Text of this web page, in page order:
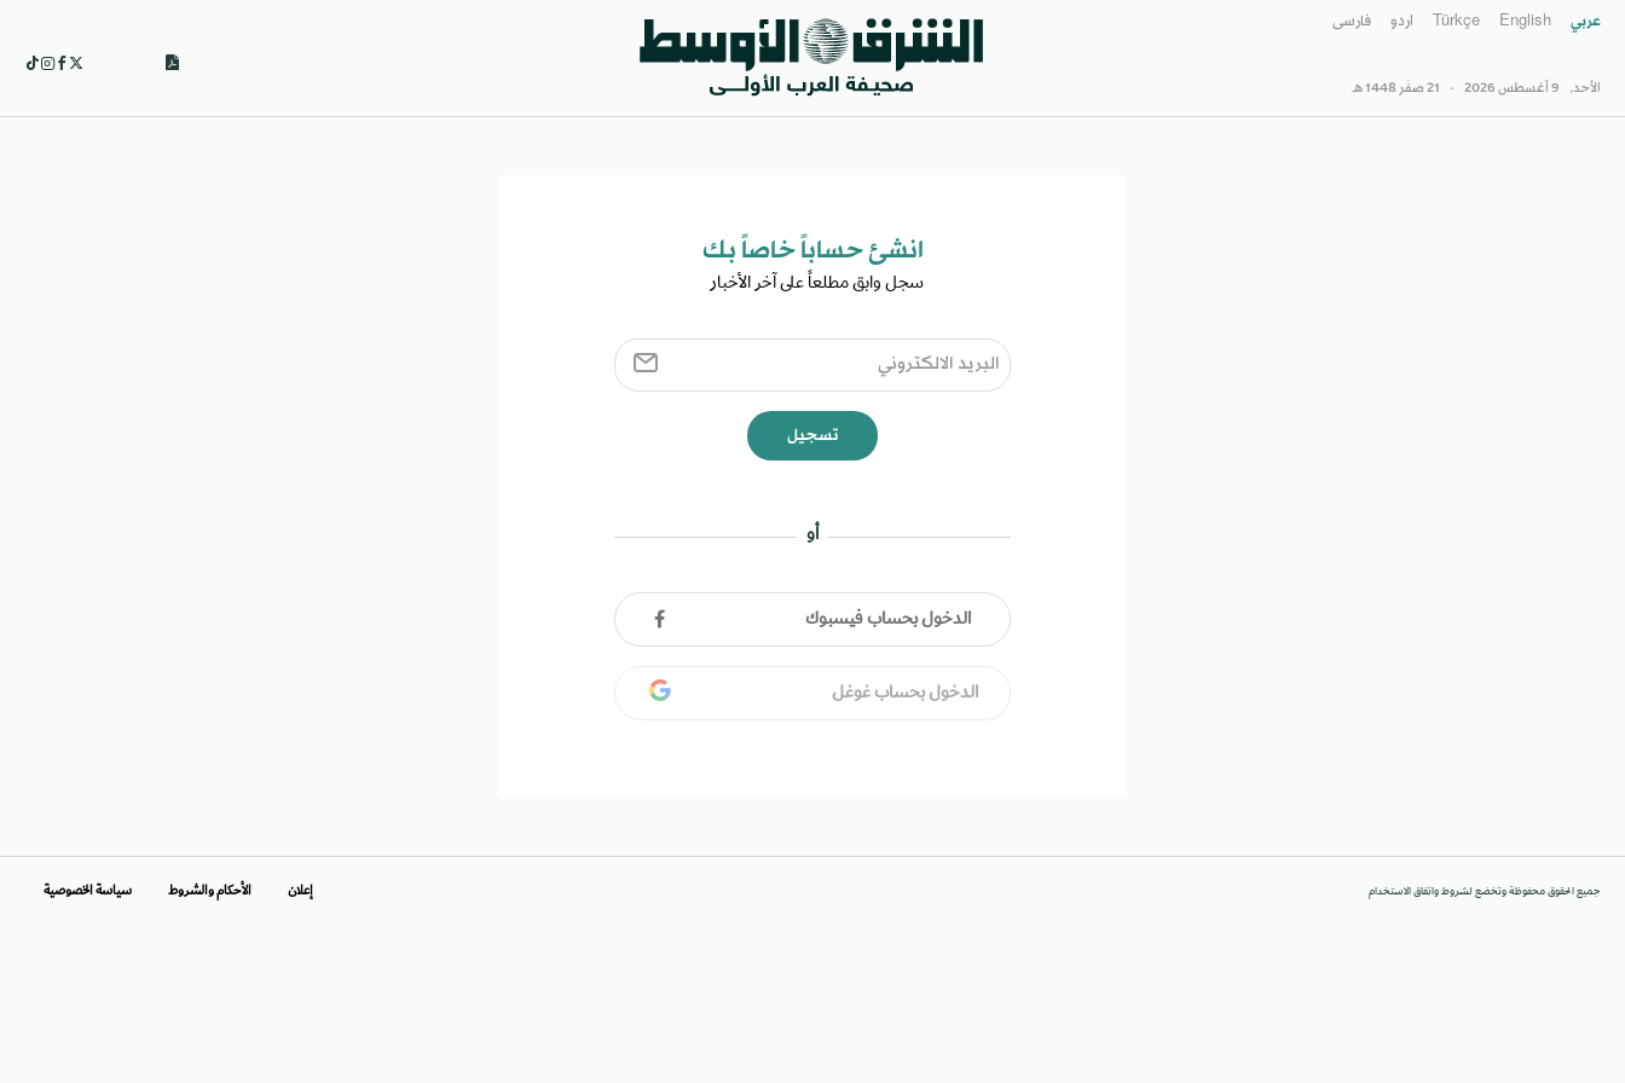
عربي English
Türkçe اردو فارسى
الأحد, 9 أغسطس 2026 - 21 صفَر 1448 هـ
انشئ حساباً خاصاً بك​
سجل وابق مطلعاً على آخر الأخبار ​
تسجيل
أو
الدخول بحساب فيسبوك
الدخول بحساب غوغل
جميع الحقوق محفوظة وتخضع لشروط واتفاق الاستخدام إعلان الأحكام والشروط سياسة الخصوصية